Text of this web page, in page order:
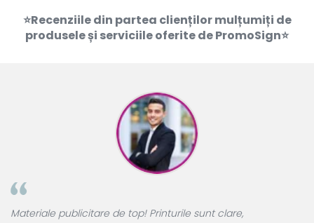
⭐Recenziile din partea clienților mulțumiți de
produsele și serviciile oferite de PromoSign⭐
Materiale publicitare de top! Printurile sunt clare,